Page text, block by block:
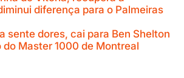
diferença para o Palmeiras
sente dores, cai para Ben Shelton
do Master 1000 de Montreal